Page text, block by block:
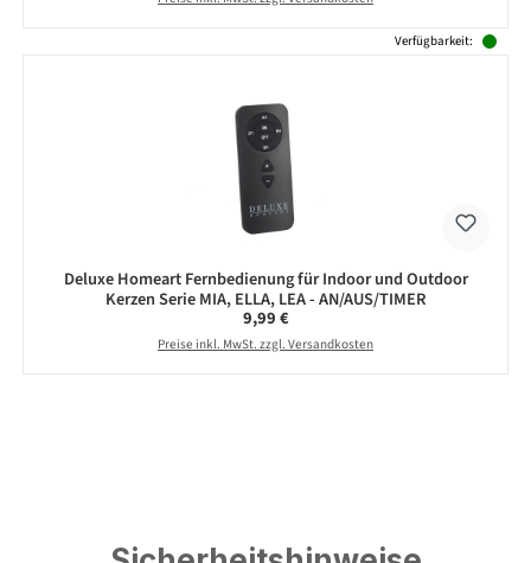
Verfügbarkeit:
Deluxe Homeart Fernbedienung für Indoor und Outdoor
Kerzen Serie MIA, ELLA, LEA - AN/AUS/TIMER
Regulärer Preis:
9,99 €
Preise inkl. MwSt. zzgl. Versandkosten